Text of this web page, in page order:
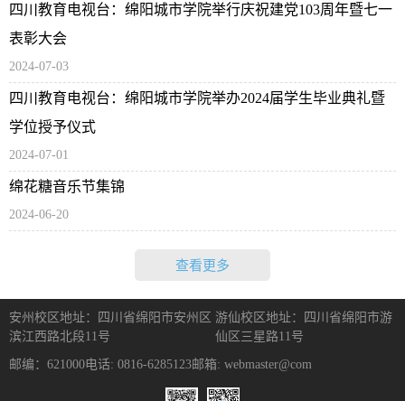
四川教育电视台：绵阳城市学院举行庆祝建党103周年暨七一
表彰大会
2024-07-03
四川教育电视台：绵阳城市学院举办2024届学生毕业典礼暨
学位授予仪式
2024-07-01
绵花糖音乐节集锦
2024-06-20
查看更多
安州校区地址：四川省绵阳市安州区
滨江西路北段11号
游仙校区地址：四川省绵阳市游
仙区三星路11号
邮编：621000 电话: 0816-6285123邮箱: webmaster@com